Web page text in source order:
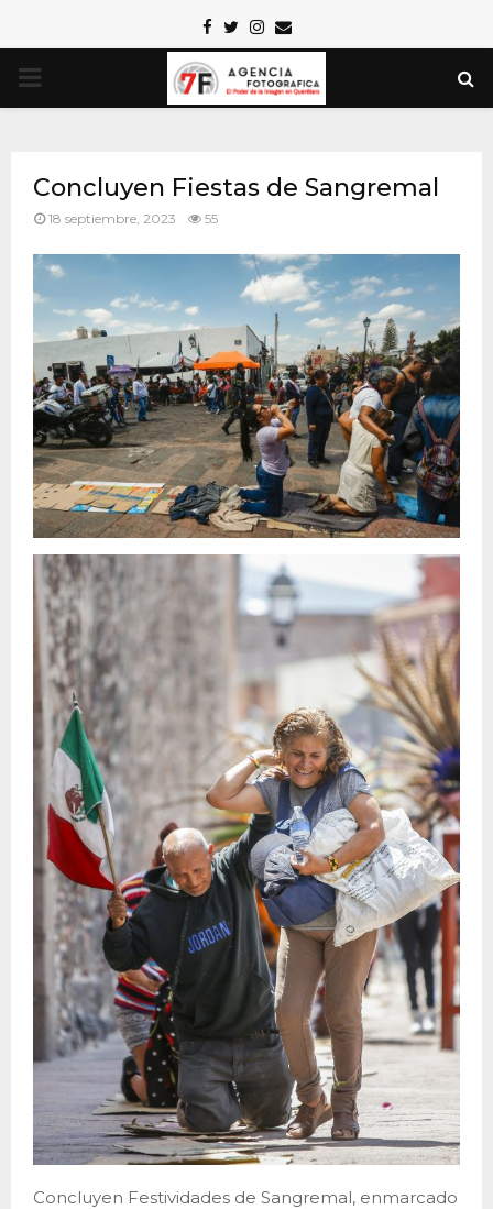
Facebook
TwitterInstagram
Email
PRIMARY
Concluyen Fiestas de Sangremal
18 septiembre, 2023 55
Concluyen Festividades de Sangremal, enmarcado